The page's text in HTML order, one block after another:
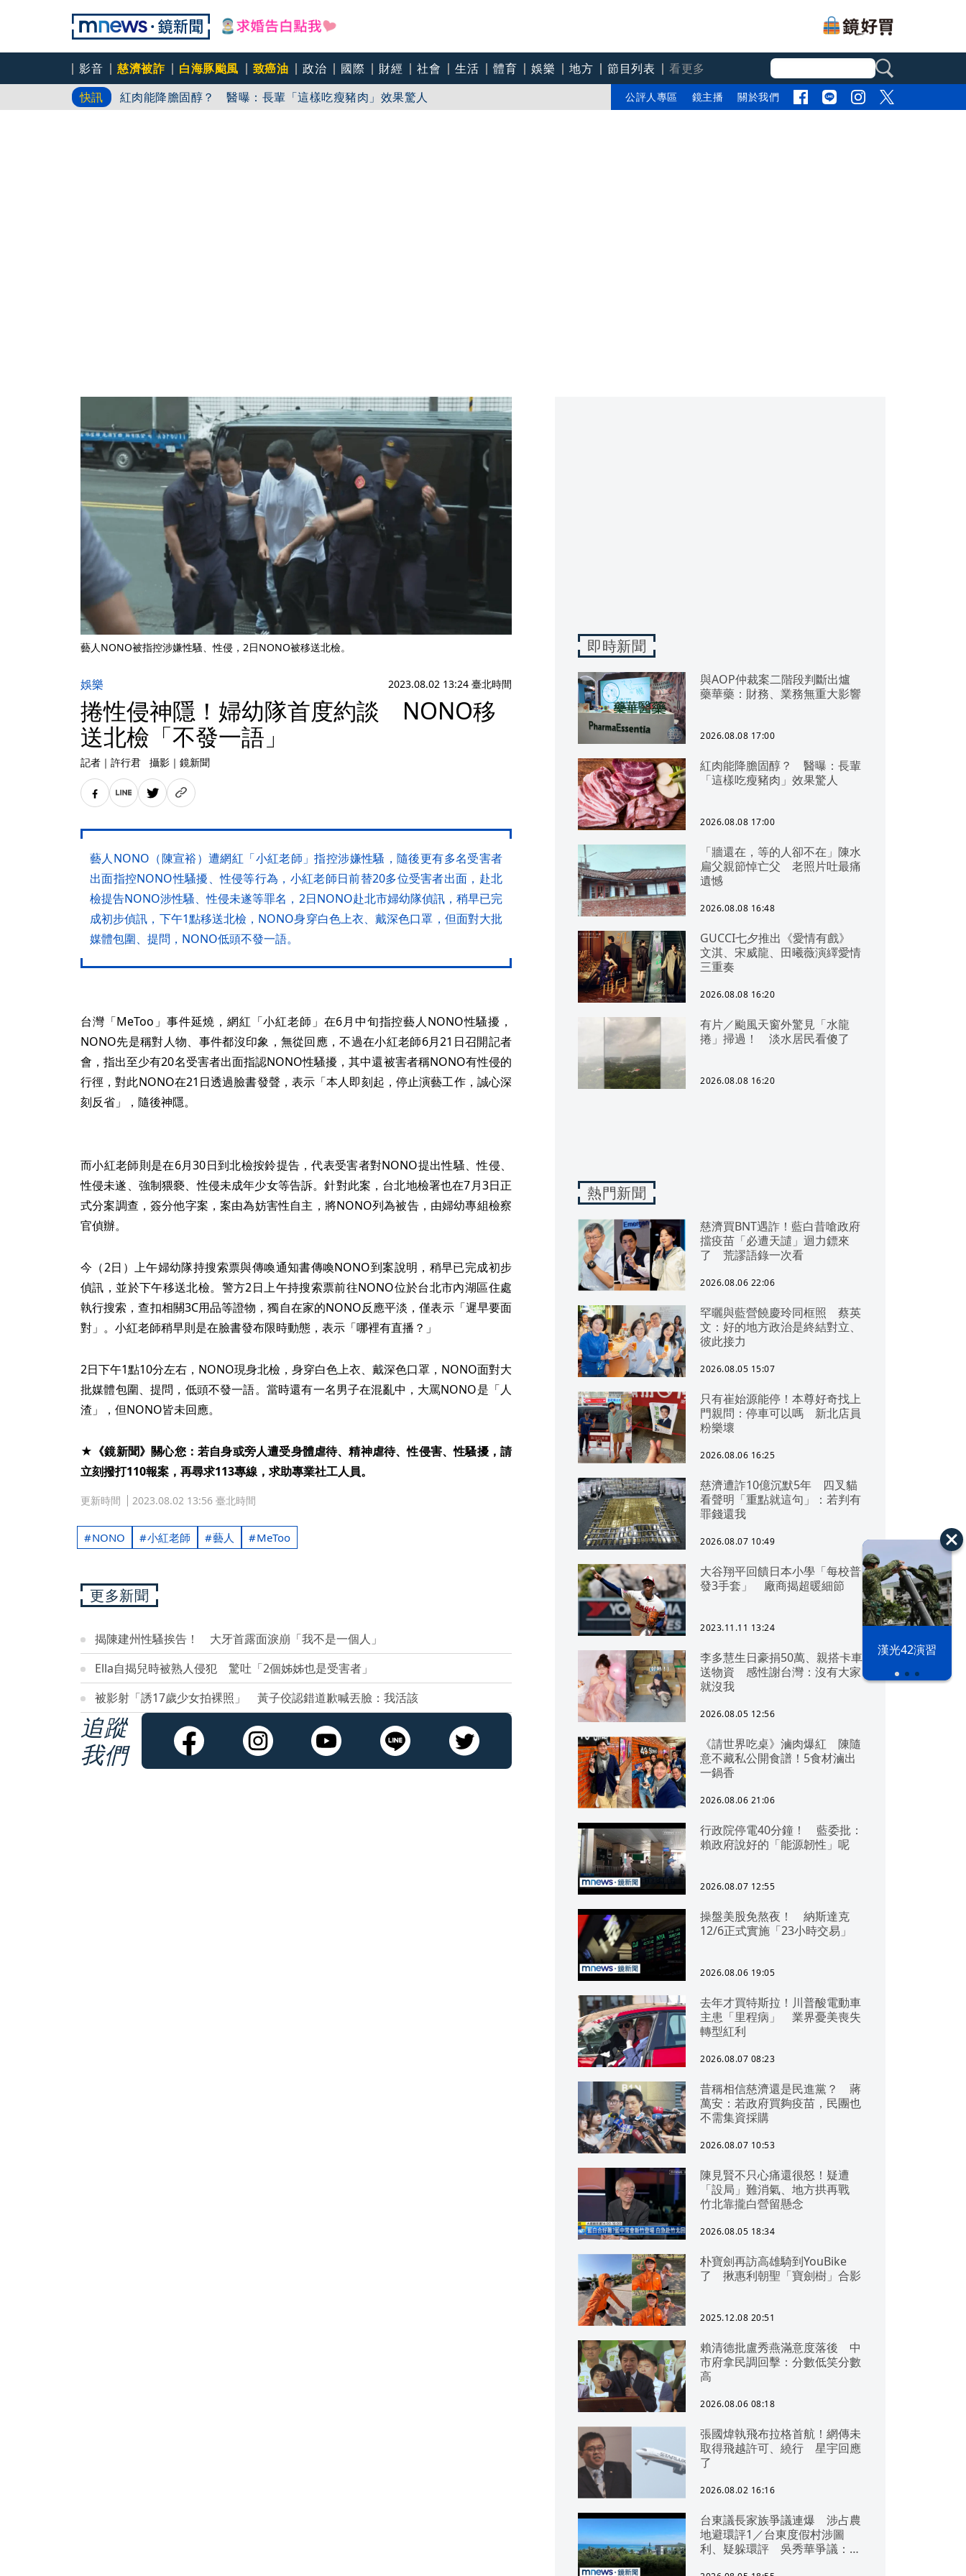
影音 慈濟被詐 白海豚颱風 致癌油 政治 國際 財經 社會 生活 體育 娛樂 地方 節目列表
看更多
快訊
與AOP仲裁案二階段判斷出爐 藥華藥：財務、業務無重大影響
紅肉能降膽固醇？ 醫曝：長輩「這樣吃瘦豬肉」效果驚人
公評人專區 鏡主播 關於我們
漢光42演習
藝人NONO被指控涉嫌性騷、性侵，2日NONO被移送北檢。
娛樂 2023.08.02 13:24 臺北時間
捲性侵神隱！婦幼隊首度約談 NONO移
送北檢「不發一語」
記者 ｜ 許行君 攝影 ｜ 鏡新聞
藝人NONO（陳宣裕）遭網紅「小紅老師」指控涉嫌性騷，隨後更有多名受害者
出面指控NONO性騷擾、性侵等行為，小紅老師日前替20多位受害者出面，赴北
檢提告NONO涉性騷、性侵未遂等罪名，2日NONO赴北市婦幼隊偵訊，稍早已完
成初步偵訊，下午1點移送北檢，NONO身穿白色上衣、戴深色口罩，但面對大批
媒體包圍、提問，NONO低頭不發一語。
台灣「MeToo」事件延燒，網紅「小紅老師」在6月中旬指控藝人NONO性騷擾，
NONO先是稱對人物、事件都沒印象，無從回應，不過在小紅老師6月21日召開記者
會，指出至少有20名受害者出面指認NONO性騷擾，其中還被害者稱NONO有性侵的
行徑，對此NONO在21日透過臉書發聲，表示「本人即刻起，停止演藝工作，誠心深
刻反省」，隨後神隱。
而小紅老師則是在6月30日到北檢按鈴提告，代表受害者對NONO提出性騷、性侵、
性侵未遂、強制猥褻、性侵未成年少女等告訴。針對此案，台北地檢署也在7月3日正
式分案調查，簽分他字案，案由為妨害性自主，將NONO列為被告，由婦幼專組檢察
官偵辦。
今（2日）上午婦幼隊持搜索票與傳喚通知書傳喚NONO到案說明，稍早已完成初步
偵訊，並於下午移送北檢。警方2日上午持搜索票前往NONO位於台北市內湖區住處
執行搜索，查扣相關3C用品等證物，獨自在家的NONO反應平淡，僅表示「遲早要面
對」。小紅老師稍早則是在臉書發布限時動態，表示「哪裡有直播？」
2日下午1點10分左右，NONO現身北檢，身穿白色上衣、戴深色口罩，NONO面對大
批媒體包圍、提問，低頭不發一語。當時還有一名男子在混亂中，大罵NONO是「人
渣」，但NONO皆未回應。
★《鏡新聞》關心您：若自身或旁人遭受身體虐待、精神虐待、性侵害、性騷擾，請
立刻撥打110報案，再尋求113專線，求助專業社工人員。
更新時間 2023.08.02 13:56 臺北時間
NONO 小紅老師 藝人 MeToo
更多新聞
揭陳建州性騷挨告！ 大牙首露面淚崩「我不是一個人」
Ella自揭兒時被熟人侵犯 驚吐「2個姊姊也是受害者」
被影射「誘17歲少女拍裸照」 黃子佼認錯道歉喊丟臉：我活該
追蹤
我們
即時新聞
與AOP仲裁案二階段判斷出爐
藥華藥：財務、業務無重大影響
2026.08.08 17:00
紅肉能降膽固醇？ 醫曝：長輩
「這樣吃瘦豬肉」效果驚人
2026.08.08 17:00
「牆還在，等的人卻不在」陳水
扁父親節悼亡父 老照片吐最痛
遺憾
2026.08.08 16:48
GUCCI七夕推出《愛情有戲》
文淇、宋威龍、田曦薇演繹愛情
三重奏
2026.08.08 16:20
有片／颱風天窗外驚見「水龍
捲」掃過！ 淡水居民看傻了
2026.08.08 16:20
熱門新聞
慈濟買BNT遇詐！藍白昔嗆政府
擋疫苗「必遭天譴」迴力鏢來
了 荒謬語錄一次看
2026.08.06 22:06
罕曬與藍營饒慶玲同框照 蔡英
文：好的地方政治是終結對立、
彼此接力
2026.08.05 15:07
只有崔始源能停！本尊好奇找上
門親問：停車可以嗎 新北店員
粉樂壞
2026.08.06 16:25
慈濟遭詐10億沉默5年 四叉貓
看聲明「重點就這句」：若判有
罪錢還我
2026.08.07 10:49
大谷翔平回饋日本小學「每校普
發3手套」 廠商揭超暖細節
2023.11.11 13:24
李多慧生日豪捐50萬、親搭卡車
送物資 感性謝台灣：沒有大家
就沒我
2026.08.05 12:56
《請世界吃桌》滷肉爆紅 陳隨
意不藏私公開食譜！5食材滷出
一鍋香
2026.08.06 21:06
行政院停電40分鐘！ 藍委批：
賴政府說好的「能源韌性」呢
2026.08.07 12:55
操盤美股免熬夜！ 納斯達克
12/6正式實施「23小時交易」
2026.08.06 19:05
去年才買特斯拉！川普酸電動車
主患「里程病」 業界憂美喪失
轉型紅利
2026.08.07 08:23
昔稱相信慈濟還是民進黨？ 蔣
萬安：若政府買夠疫苗，民團也
不需集資採購
2026.08.07 10:53
陳見賢不只心痛還很怒！疑遭
「設局」難消氣、地方拱再戰
竹北靠攏白營留懸念
2026.08.05 18:34
朴寶劍再訪高雄騎到YouBike
了 揪惠利朝聖「寶劍樹」合影
2025.12.08 20:51
賴清德批盧秀燕滿意度落後 中
市府拿民調回擊：分數低笑分數
高
2026.08.06 08:18
張國煒執飛布拉格首航！網傳未
取得飛越許可、繞行 星宇回應
了
2026.08.02 16:16
台東議長家族爭議連爆 涉占農
地避環評1／台東度假村涉圖
利、疑躲環評 吳秀華爭議：概